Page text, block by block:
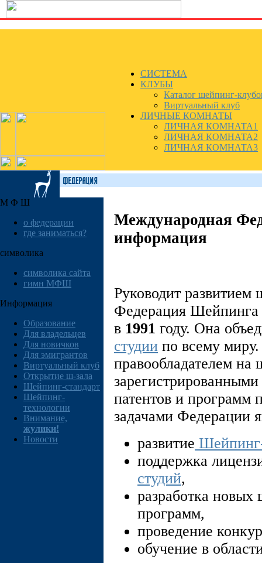
СИСТЕМА
КЛУБЫ
Каталог шейпинг-
Виртуальный клуб
ЛИЧНЫЕ КОМНАТЫ
ЛИЧНАЯ КОМНАТА1
ЛИЧНАЯ КОМНАТА2
ЛИЧНАЯ КОМНАТА3
М Ф Ш
о федерации
где заниматься?
символика
символика сайта
гимн МФШ
Информация
Образование
Для владельцев
Для новичков
Для эмигрантов
Виртуальный клуб
Открытие ш-зала
Шейпинг-стандарт
Шейпинг-
технологии
Внимание,
жулики!
Новости
Международная
информация
Руководит
Федерация
в 1991 году. Она
студии по всему
правообладателем на
патентов и
задачами Федерации
развитие
поддержка
студий,
разработка
программ,
проведение
обучение в